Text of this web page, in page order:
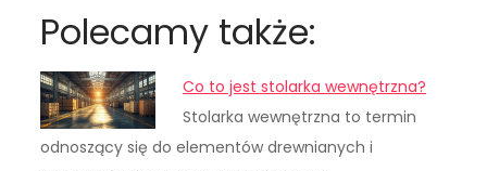
Polecamy także:
Co to jest stolarka wewnętrzna?
Stolarka wewnętrzna to termin
odnoszący się do elementów drewnianych i